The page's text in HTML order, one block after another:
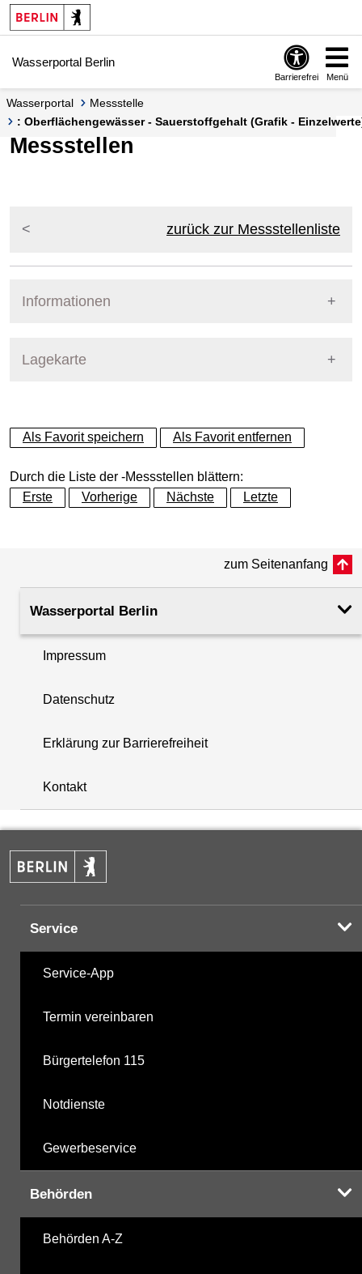
Springe zur Navigation
Springe zum Inhalt
Wasserportal Berlin
Barrierefrei Menü
Wasserportal
Messstelle
: Oberflächengewässer - Sauerstoffgehalt (Grafik -
Messstellen
zurück zur Messstellenliste
Informationen
Lagekarte
+
−
+
−
Als Favorit speichern Als Favorit entfernen
Durch die Liste der -Messstellen blättern:
Erste
Vorherige Nächste Letzte
zum Seitenanfang
Wasserportal Berlin
Impressum
Datenschutz
Erklärung zur Barrierefreiheit
Kontakt
Service
Service-App
Termin vereinbaren
Bürgertelefon 115
Notdienste
Gewerbeservice
Behörden
Behörden A-Z